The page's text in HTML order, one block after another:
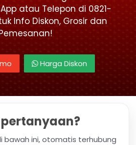
atau Telepon di 0821-
Info Diskon, Grosir dan
Harga Diskon
bawah ini, otomatis terhubung